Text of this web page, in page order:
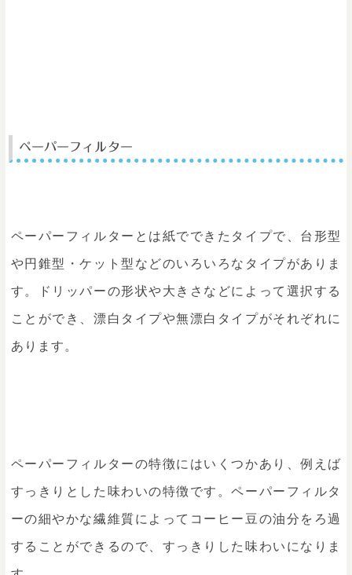
ペーパーフィルター
ペーパーフィルターとは紙でできたタイプで、台形型
や円錐型・ケット型などのいろいろなタイプがありま
す。ドリッパーの形状や大きさなどによって選択する
ことができ、漂白タイプや無漂白タイプがそれぞれに
あります。
ペーパーフィルターの特徴にはいくつかあり、例えば
すっきりとした味わいの特徴です。ペーパーフィルタ
ーの細やかな繊維質によってコーヒー豆の油分をろ過
することができるので、すっきりした味わいになりま